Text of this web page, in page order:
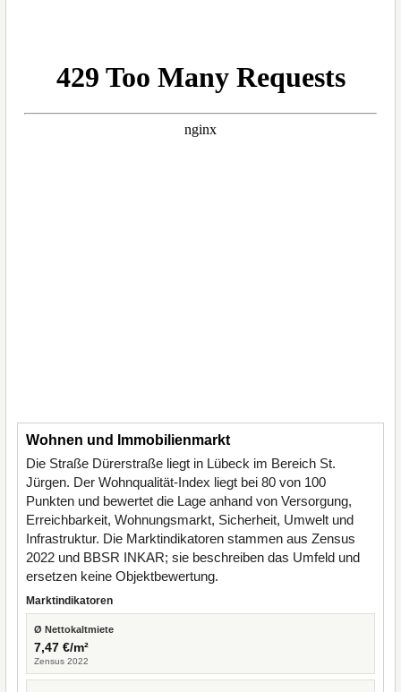
Wohnen und Immobilienmarkt
Die Straße Dürerstraße liegt in Lübeck im Bereich St.
Jürgen. Der Wohnqualität-Index liegt bei 80 von 100
Punkten und bewertet die Lage anhand von Versorgung,
Erreichbarkeit, Wohnungsmarkt, Sicherheit, Umwelt und
Infrastruktur. Die Marktindikatoren stammen aus Zensus
2022 und BBSR INKAR; sie beschreiben das Umfeld und
ersetzen keine Objektbewertung.
Marktindikatoren
Ø Nettokaltmiete
7,47 €/m²
Zensus 2022